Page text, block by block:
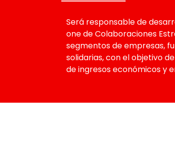
Será responsable de
one de Colaboraciones
segmentos de empresas,
solidarias, con el objetivo
de ingresos económicos y